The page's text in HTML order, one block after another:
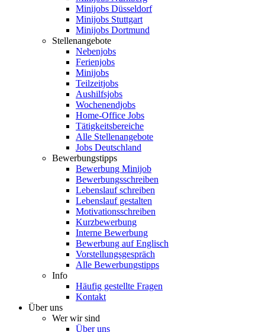
Minijobs Düsseldorf
Minijobs Stuttgart
Minijobs Dortmund
Stellenangebote
Nebenjobs
Ferienjobs
Minijobs
Teilzeitjobs
Aushilfsjobs
Wochenendjobs
Home-Office Jobs
Tätigkeitsbereiche
Alle Stellenangebote
Jobs Deutschland
Bewerbungstipps
Bewerbung Minijob
Bewerbungsschreiben
Lebenslauf schreiben
Lebenslauf gestalten
Motivationsschreiben
Kurzbewerbung
Interne Bewerbung
Bewerbung auf Englisch
Vorstellungsgespräch
Alle Bewerbungstipps
Info
Häufig gestellte Fragen
Kontakt
Über uns
Wer wir sind
Über uns